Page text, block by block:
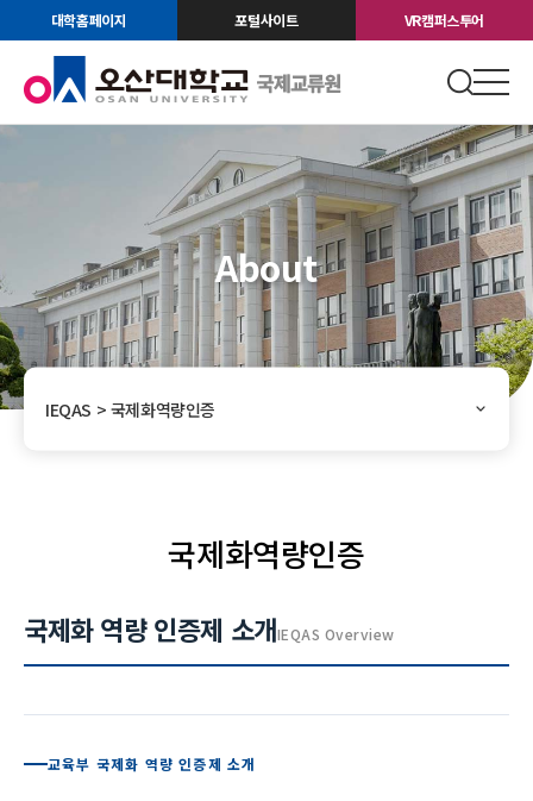
대학홈페이지 포털사이트 VR캠퍼스투어
About
IEQAS > 국제화역량인증
국제화역량인증
국제화 역량 인증제 소개IEQAS Overview
교육부 국제화 역량 인증제 소개